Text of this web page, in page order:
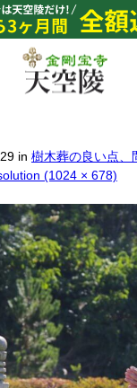
in 樹木葬の良い点、
(1024 × 678)